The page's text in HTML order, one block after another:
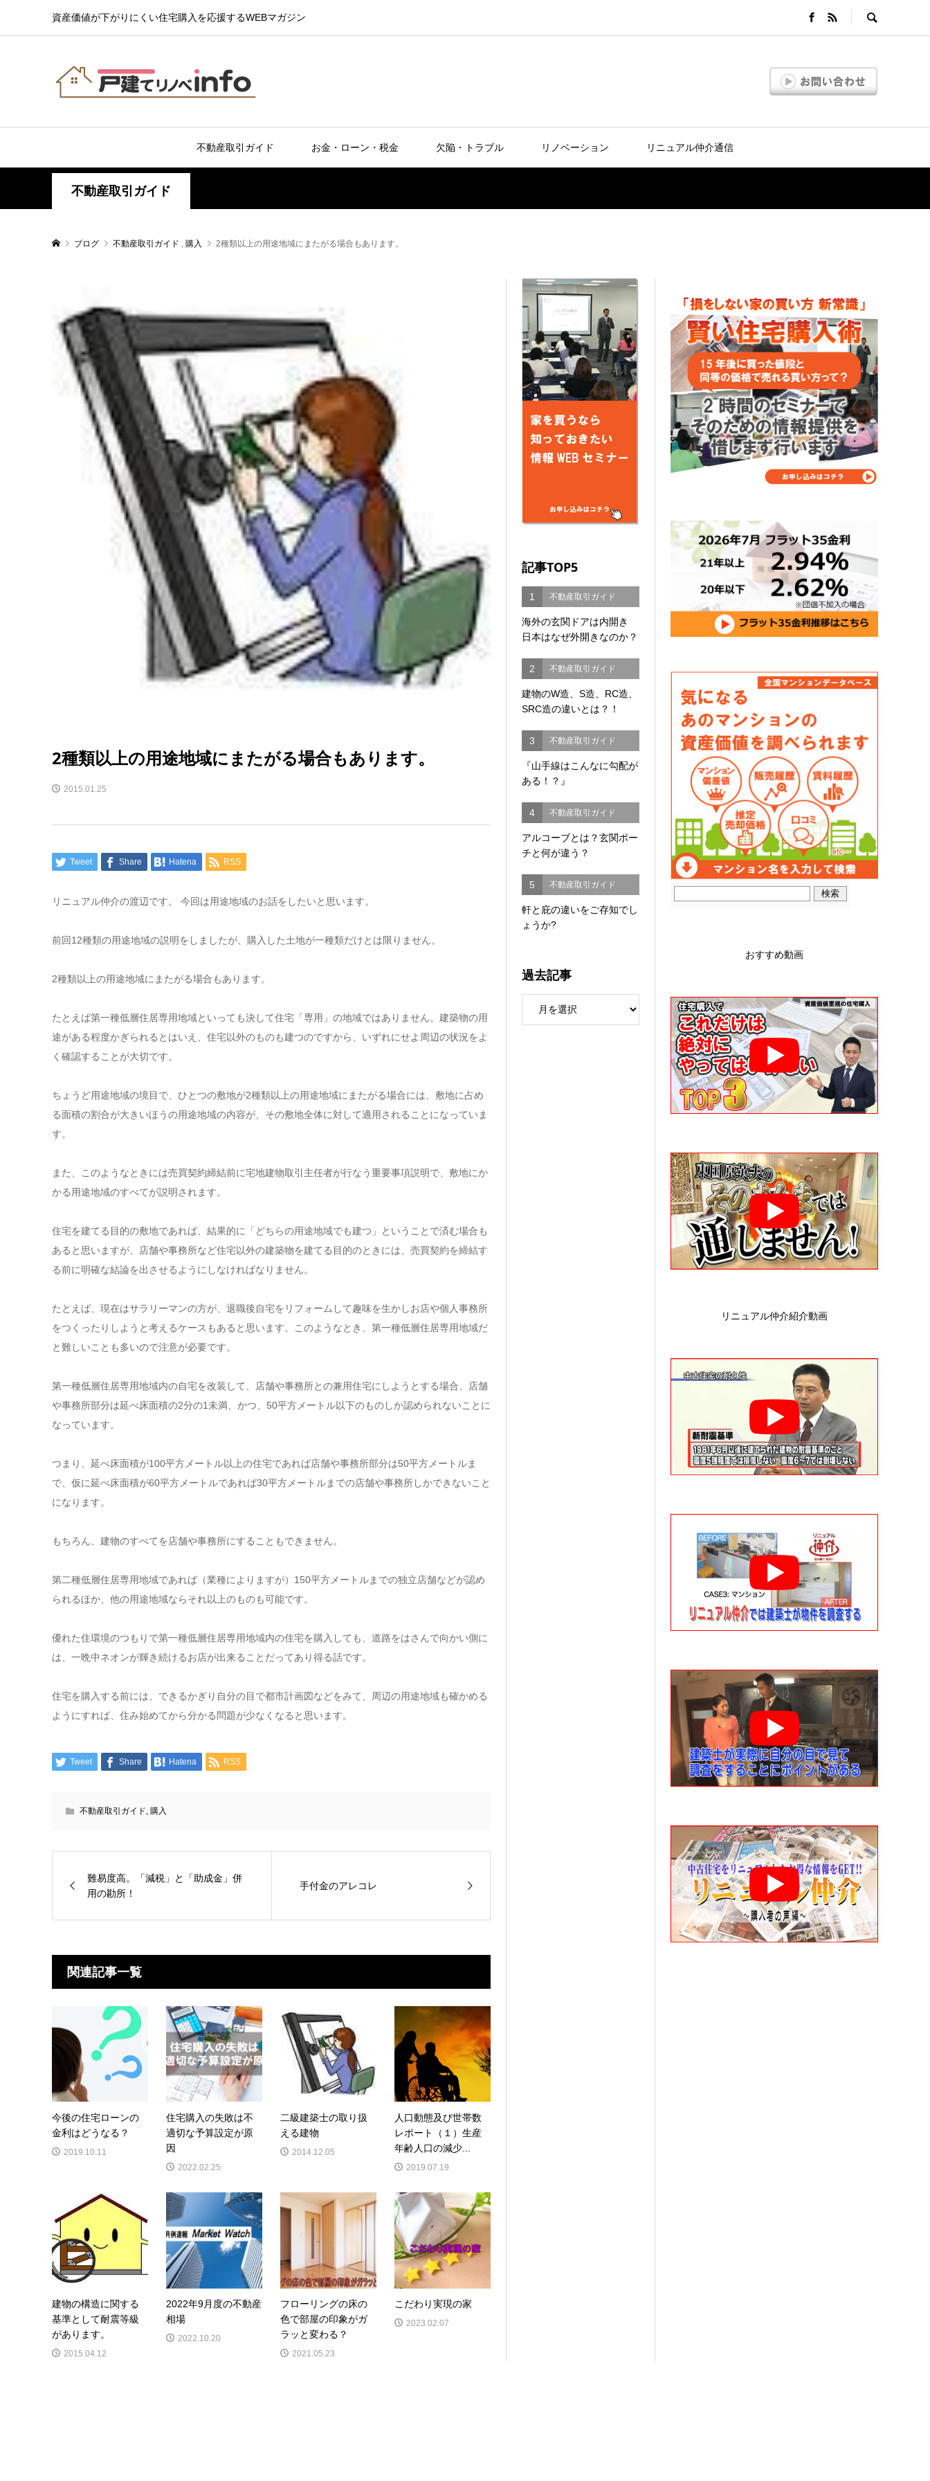
資産価値が下がりにくい住宅購入を応援するWEBマガジン
不動産取引ガイド お金・ローン・税金 欠陥・トラブル リノベーション リニュアル仲介通信
不動産取引ガイド
ブログ 不動産取引ガイド , 購入 2種類以上の用途地域にまたがる場合もあります。
2種類以上の用途地域にまたがる場合もあります。
2015.01.25
Tweet Share Hatena RSS
リニュアル仲介の渡辺です。 今回は用途地域のお話をしたいと思います。
前回12種類の用途地域の説明をしましたが、購入した土地が一種類だけとは限りません。
2種類以上の用途地域にまたがる場合もあります。
たとえば第一種低層住居専用地域といっても決して住宅「専用」の地域ではありません。建築物の用
途がある程度かぎられるとはいえ、住宅以外のものも建つのですから、いずれにせよ周辺の状況をよ
く確認することが大切です。
ちょうど用途地域の境目で、ひとつの敷地が2種類以上の用途地域にまたがる場合には、敷地に占め
る面積の割合が大きいほうの用途地域の内容が、その敷地全体に対して適用されることになっていま
す。
また、このようなときには売買契約締結前に宅地建物取引主任者が行なう重要事項説明で、敷地にか
かる用途地域のすべてが説明されます。
住宅を建てる目的の敷地であれば、結果的に「どちらの用途地域でも建つ」ということで済む場合も
あると思いますが、店舗や事務所など住宅以外の建築物を建てる目的のときには、売買契約を締結す
る前に明確な結論を出させるようにしなければなりません。
たとえば、現在はサラリーマンの方が、退職後自宅をリフォームして趣味を生かしお店や個人事務所
をつくったりしようと考えるケースもあると思います。このようなとき、第一種低層住居専用地域だ
と難しいことも多いので注意が必要です。
第一種低層住居専用地域内の自宅を改装して、店舗や事務所との兼用住宅にしようとする場合、店舗
や事務所部分は延べ床面積の2分の1未満、かつ、50平方メートル以下のものしか認められないことに
なっています。
つまり、延べ床面積が100平方メートル以上の住宅であれば店舗や事務所部分は50平方メートルま
で、仮に延べ床面積が60平方メートルであれば30平方メートルまでの店舗や事務所しかできないこと
になります。
もちろん、建物のすべてを店舗や事務所にすることもできません。
第二種低層住居専用地域であれば（業種によりますが）150平方メートルまでの独立店舗などが認め
られるほか、他の用途地域ならそれ以上のものも可能です。
優れた住環境のつもりで第一種低層住居専用地域内の住宅を購入しても、道路をはさんで向かい側に
は、一晩中ネオンが輝き続けるお店が出来ることだってあり得る話です。
住宅を購入する前には、できるかぎり自分の目で都市計画図などをみて、周辺の用途地域も確かめる
ようにすれば、住み始めてから分かる問題が少なくなると思います。
Tweet Share Hatena RSS
不動産取引ガイド 購入
難易度高。「減税」と「助成金」併
用の勘所！
手付金のアレコレ
関連記事一覧
今後の住宅ローンの
金利はどうなる？
2019.10.11
住宅購入の失敗は不
適切な予算設定が原
因
2022.02.25
二級建築士の取り扱
える建物
2014.12.05
人口動態及び世帯数
レポート（１）生産
年齢人口の減少...
2019.07.19
建物の構造に関する
基準として耐震等級
があります。
2015.04.12
2022年9月度の不動産
相場
2022.10.20
フローリングの床の
色で部屋の印象がガ
ラッと変わる？
2021.05.23
こだわり実現の家
2023.02.07
記事TOP5
1 不動産取引ガイド
海外の玄関ドアは内開き
日本はなぜ外開きなのか？
2 不動産取引ガイド
建物のW造、S造、RC造、
SRC造の違いとは？！
3 不動産取引ガイド
『山手線はこんなに勾配が
ある！？』
4 不動産取引ガイド
アルコーブとは？玄関ポー
チと何が違う？
5 不動産取引ガイド
軒と庇の違いをご存知でし
ょうか?
過去記事
おすすめ動画
リニュアル仲介紹介動画